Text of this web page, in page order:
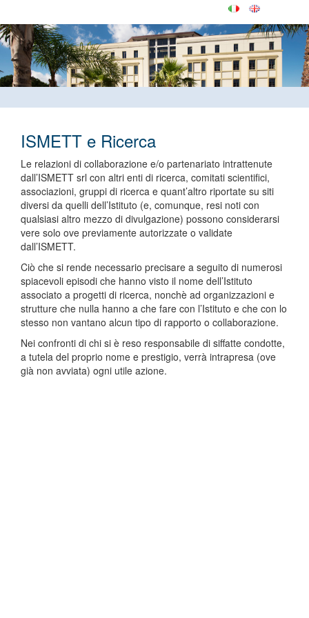
ISMETT e Ricerca
Le relazioni di collaborazione e/o partenariato intrattenute
dall’ISMETT srl con altri enti di ricerca, comitati scientifici,
associazioni, gruppi di ricerca e quant’altro riportate su siti
diversi da quelli dell’Istituto (e, comunque, resi noti con
qualsiasi altro mezzo di divulgazione) possono considerarsi
vere solo ove previamente autorizzate o validate
dall’ISMETT.
Ciò che si rende necessario precisare a seguito di numerosi
spiacevoli episodi che hanno visto il nome dell’Istituto
associato a progetti di ricerca, nonchè ad organizzazioni e
strutture che nulla hanno a che fare con l’Istituto e che con lo
stesso non vantano alcun tipo di rapporto o collaborazione.
Nei confronti di chi si è reso responsabile di siffatte condotte,
a tutela del proprio nome e prestigio, verrà intrapresa (ove
già non avviata) ogni utile azione.